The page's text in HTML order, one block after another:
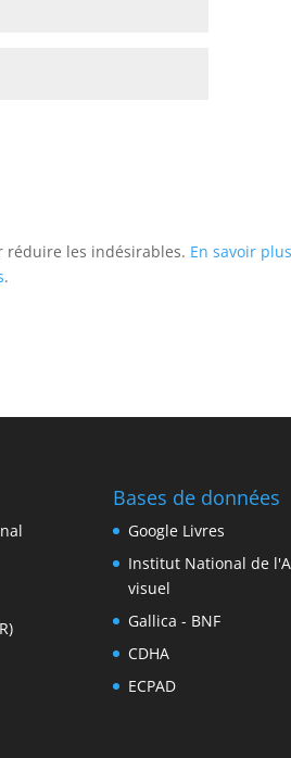
réduire les indésirables. En savoir
.
Bases de données
Google Livres
Institut National de
visuel
Gallica - BNF
CDHA
ECPAD